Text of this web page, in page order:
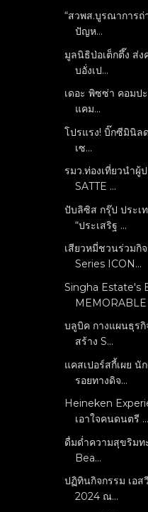
“สวพส.บูรณาการถ่
ปัญห...
มูลนิธิป่อเต็กตึ๊ง ส่
บอั่งเป...
เดอะ พิซซ่า คอมป
แคม...
โปรแรง! บิ๊กซีมินิล
เซ...
รมว.ท่องเที่ยวนำผู้
SATTE ...
ปับลิซิส กรุ๊ป ประเ
“ประเสริฐ ...
เสียวหมี่ชวนร่วมกิ
Series ICON...
Singha Estate's
MEMORABLE
บลูบิค กางแผนธุร
สร้าง S...
แคสเปอร์สกี้เผย นั
รอยทางดิจ...
Heineken
เอาใจคนดนตรี ...
ดื่มด่ำความสุขริมท
Bea...
ปฏิทินกิจกรรม เอ
2024 ณ...